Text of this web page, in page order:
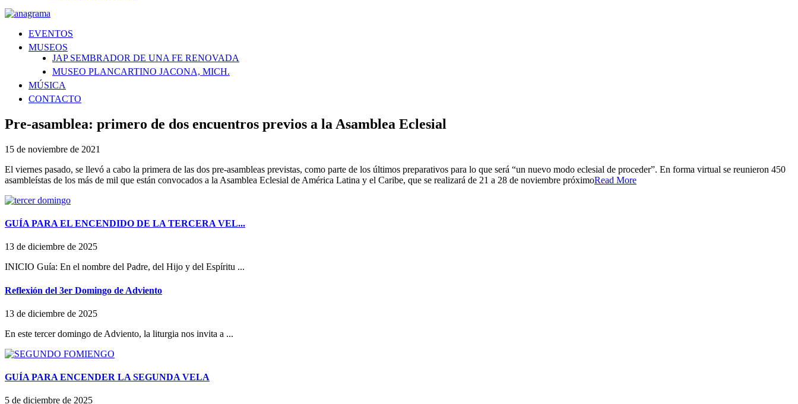
EVENTOS
MUSEOS
JAP SEMBRADOR DE UNA FE RENOVADA
MUSEO PLANCARTINO JACONA, MICH.
MÚSICA
CONTACTO
Pre-asamblea: primero de dos encuentros previos a la Asamblea Eclesial
15 de noviembre de 2021
El viernes pasado, se llevó a cabo la primera de las dos pre-asambleas previstas, como parte de los últimos preparativos para lo que será “un nuevo modo eclesial de proceder”. En forma virtual se reunieron 450
asambleístas de los más de mil que están convocados a la Asamblea Eclesial de América Latina y el Caribe, que se realizará de 21 a 28 de noviembre próximoRead More
GUÍA PARA EL ENCENDIDO DE LA TERCERA VEL...
13 de diciembre de 2025
INICIO Guía: En el nombre del Padre, del Hijo y del Espíritu ...
Reflexión del 3er Domingo de Adviento
13 de diciembre de 2025
En este tercer domingo de Adviento, la liturgia nos invita a ...
GUÍA PARA ENCENDER LA SEGUNDA VELA
5 de diciembre de 2025